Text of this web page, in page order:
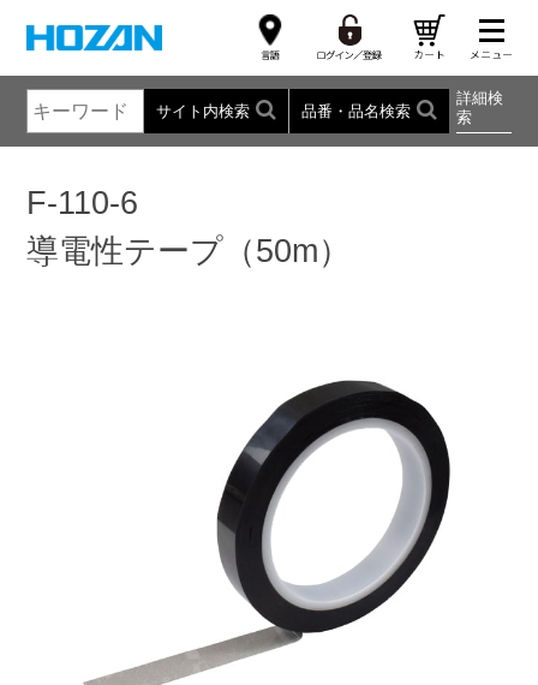
サイト内検索 品番・品名検索
詳細検
索
F-110-6
導電性テープ（50m）